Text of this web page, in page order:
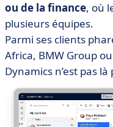
ou de la finance, où
plusieurs équipes.
Parmi ses clients
Africa, BMW Group
Dynamics n’est pas